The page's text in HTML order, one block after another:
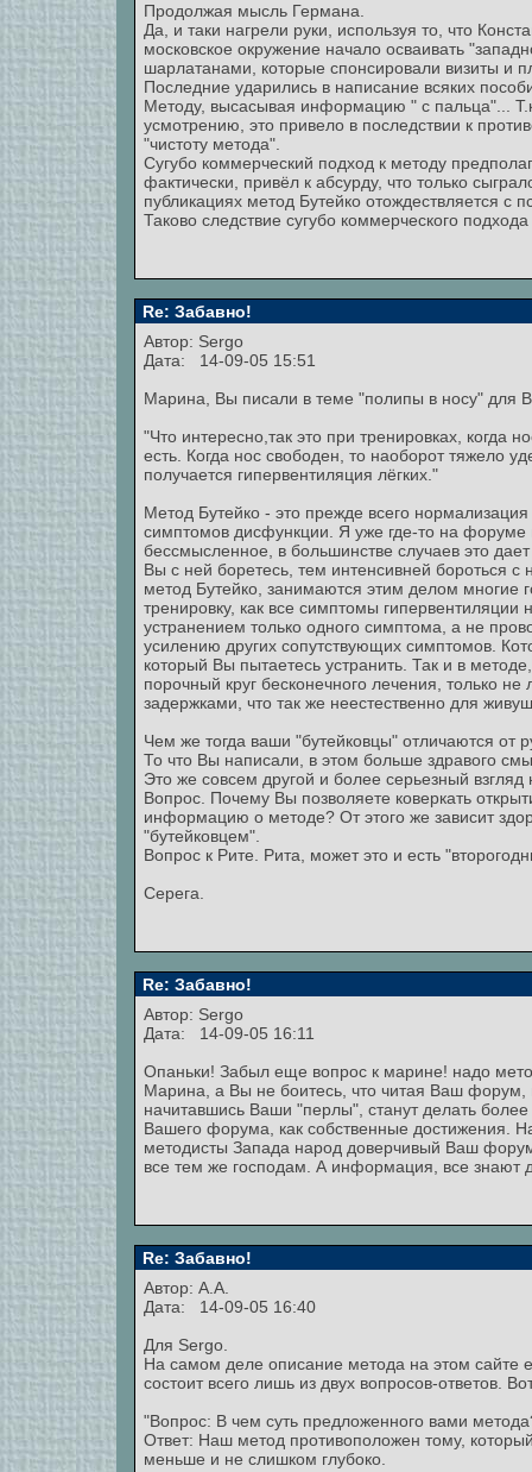
Продолжая мысль Германа.
Да, и таки нагрели руки, используя то, что
московское окружение начало осваивать
шарлатанами, которые спонсировали визиты и
Последние ударились в написание всяких
Методу, высасывая информацию " с пальца"...
усмотрению, это привело в последствии к
"чистоту метода".
Сугубо коммерческий подход к методу
фактически, привёл к абсурду, что только
публикациях метод Бутейко отождествляется с
Таково следствие сугубо коммерческого
Re: Забавно!
Автор: Sergo
Дата: 14-09-05 15:51
Марина, Вы писали в теме "полипы в носу" для
"Что интересно,так это при тренировках, когда
есть. Когда нос свободен, то наоборот тяжело
получается гипервентиляция лёгких."
Метод Бутейко - это прежде всего
симптомов дисфункции. Я уже где-то на форуме
бессмысленное, в большинстве случаев это
Вы с ней боретесь, тем интенсивней бороться
метод Бутейко, занимаются этим делом многие
тренировку, как все симптомы
устранением только одного симптома, а не
усилению других сопутствующих симптомов.
который Вы пытаетесь устранить. Так и в
порочный круг бесконечного лечения, только
задержками, что так же неестественно для
Чем же тогда ваши "бутейковцы" отличаются от
То что Вы написали, в этом больше здравого
Это же совсем другой и более серьезный взгляд
Вопрос. Почему Вы позволяете коверкать
информацию о методе? От этого же зависит
"бутейковцем".
Вопрос к Рите. Рита, может это и есть
Серега.
Re: Забавно!
Автор: Sergo
Дата: 14-09-05 16:11
Опаньки! Забыл еще вопрос к марине! надо
Марина, а Вы не боитесь, что читая Ваш форум,
начитавшись Ваши "перлы", станут делать
Вашего форума, как собственные достижения.
методисты Запада народ доверчивый Ваш
все тем же господам. А информация, все знают
Re: Забавно!
Автор: A.A.
Дата: 14-09-05 16:40
Для Sergo.
На самом деле описание метода на этом сайте
состоит всего лишь из двух вопросов-ответов.
"Вопрос: В чем суть предложенного вами
Ответ: Наш метод противоположен тому,
меньше и не слишком глубоко.